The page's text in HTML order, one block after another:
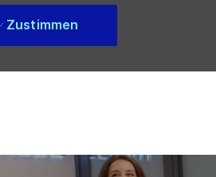
Zustimmen